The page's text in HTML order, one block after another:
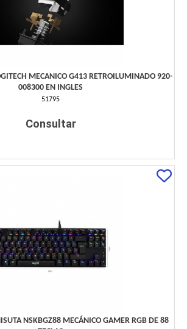
MECANICO G413 RETROILUMINADO 920-
008300 EN INGLES
51795
Consultar
NSKBGZ88 MECÁNICO GAMER RGB DE 88